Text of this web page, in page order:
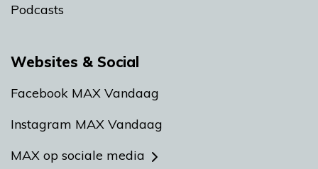
Podcasts
Websites & Social
Facebook MAX Vandaag
Instagram MAX Vandaag
MAX op sociale media